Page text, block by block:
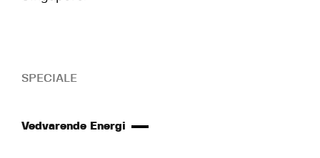
SPECIALE
Vedvarende Energi